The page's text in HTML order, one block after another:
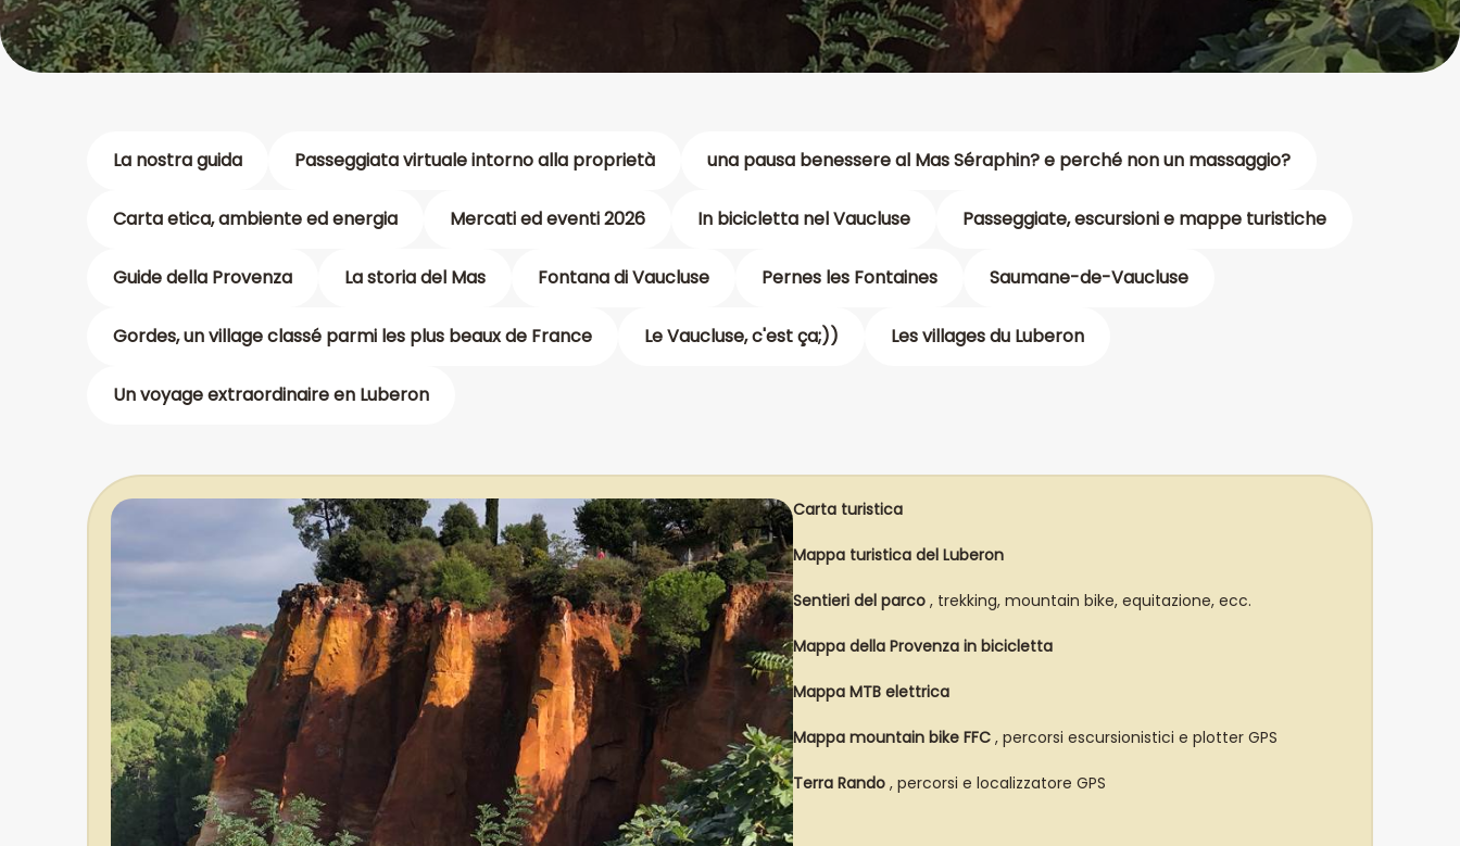
La nostra guida Passeggiata virtuale intorno alla proprietà una pausa benessere al Mas Séraphin? e perché non un massaggio?
Carta etica, ambiente ed energia Mercati ed eventi 2026 In bicicletta nel Vaucluse Passeggiate, escursioni e mappe turistiche
Guide della Provenza La storia del Mas Fontana di Vaucluse Pernes les Fontaines Saumane-de-Vaucluse
Gordes, un village classé parmi les plus beaux de France Le Vaucluse, c'est ça;)) Les villages du Luberon
Un voyage extraordinaire en Luberon
Carta turistica
Mappa turistica del Luberon
Sentieri del parco , trekking, mountain bike, equitazione, ecc.
Mappa della Provenza in bicicletta
Mappa MTB elettrica
Mappa mountain bike FFC , percorsi escursionistici e plotter GPS
Terra Rando , percorsi e localizzatore GPS